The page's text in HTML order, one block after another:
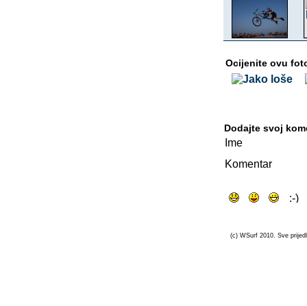
Ocijenite ovu
Dodajte svoj
Ime
Komentar
(c) WSurf 2010. Sve